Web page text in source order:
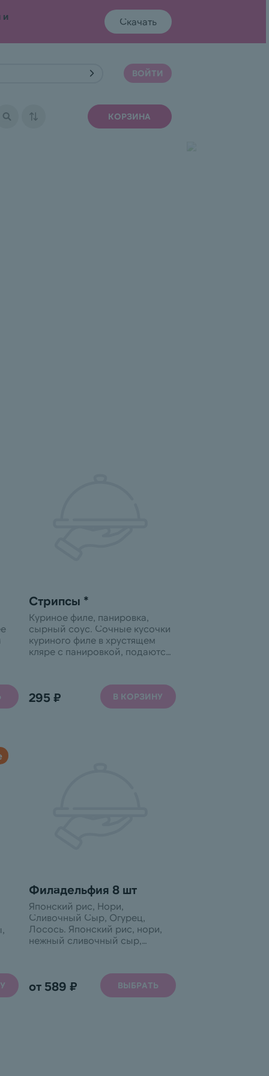
и
Скачать
ВОЙТИ
РОЛЛОВ ФИРМЕННЫЕ РОЛЛЫ ЗАПЕЧЕННЫЕ РОЛЛЫ
КОРЗИНА
Стрипсы *
Куриное филе, панировка,
сырный соус. Сочные кусочки
куриного филе в хрустящем
кляре с панировкой, подаются
использующем аллергены:
арахис, кунжут, моллюски,
молоко, орехи, ракообразные,
295 ₽ В КОРЗИНУ
с
Филадельфия 8 шт
Японский рис, Нори,
Сливочный Сыр, Огурец,
Лосось. Японский рис, нори,
нежный сливочный сыр,
предприятии, использующем
аллергены: арахис, кунжут,
моллюски, молоко, орехи,
от 589 ₽ ВЫБРАТЬ